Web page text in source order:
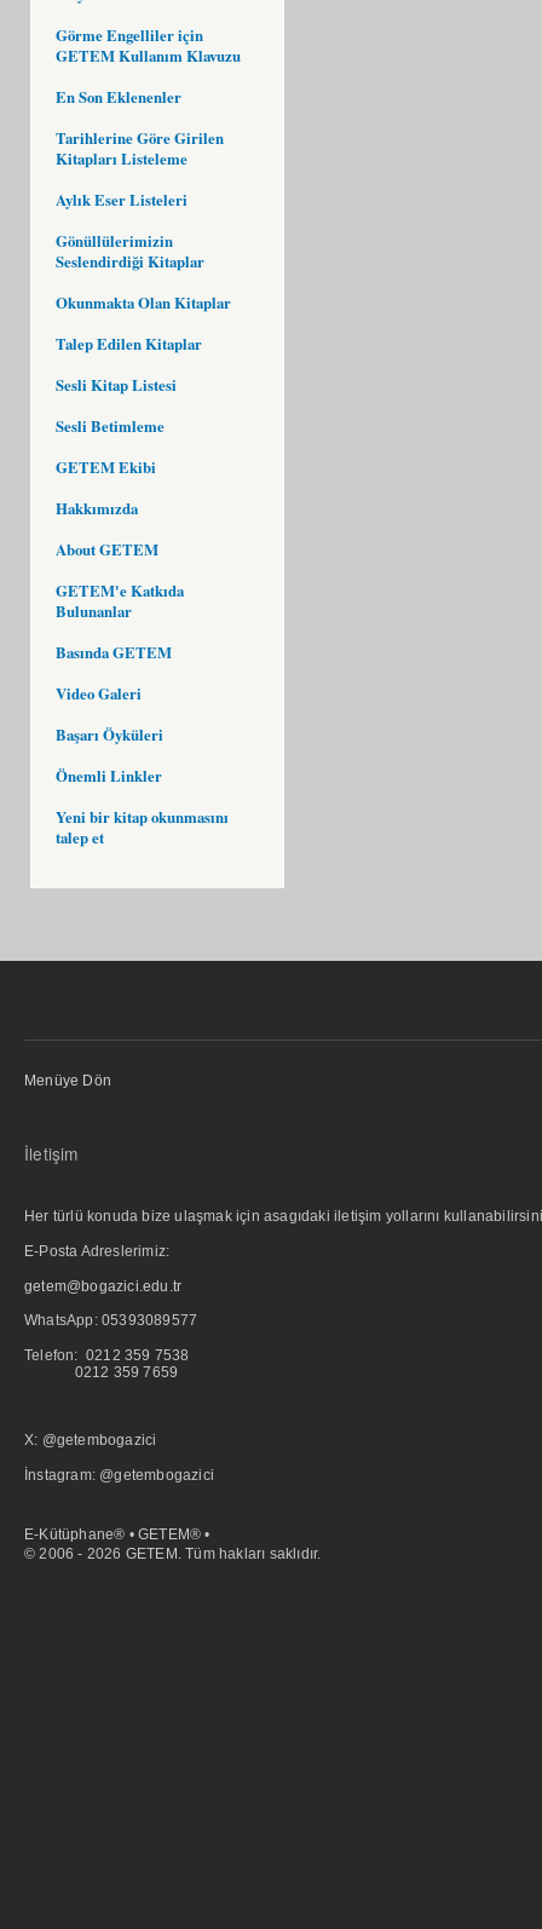
Görme Engelliler için
GETEM Kullanım Klavuzu
En Son Eklenenler
Tarihlerine Göre Girilen
Kitapları Listeleme
Aylık Eser Listeleri
Gönüllülerimizin
Seslendirdiği Kitaplar
Okunmakta Olan Kitaplar
Talep Edilen Kitaplar
Sesli Kitap Listesi
Sesli Betimleme
GETEM Ekibi
Hakkımızda
About GETEM
GETEM'e Katkıda
Bulunanlar
Basında GETEM
Video Galeri
Başarı Öyküleri
Önemli Linkler
Yeni bir kitap okunmasını
talep et
Menüye Dön
İletişim
Her türlü konuda bize ulaşmak için asagıdaki iletişim yollarını
E-Posta Adreslerimiz:
getem@bogazici.edu.tr
WhatsApp: 05393089577
Telefon: 0212 359 7538
0212 359 7659
X: @getembogazici
İnstagram: @getembogazici
E-Kütüphane® • GETEM® •
© 2006 - 2026 GETEM. Tüm hakları saklıdır.